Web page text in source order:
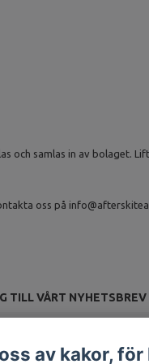
och samlas in av bolaget.
oss på
TILL VÅRT NYHETSBREV
av kakor, för